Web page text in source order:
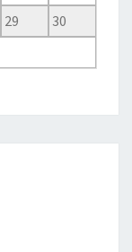
29
30